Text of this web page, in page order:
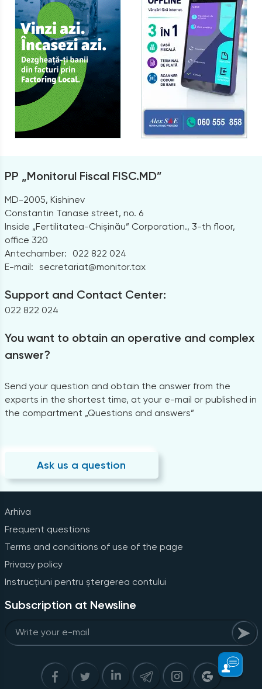
PP „Monitorul Fiscal FISC.MD”
MD-2005, Kishinev
Constantin Tanase street, no. 6
Inside „Fertilitatea-Chișinău” Corporation., 3-th floor,
office 320
Antechamber:
022 822 024
E-mail: secretariat@monitor.tax
Support and Contact Center:
022 822 024
You want to obtain an operative and complex
answer?
Send your question and obtain the answer from the
experts in the shortest time, at your e-mail or published in
the compartment „Questions and answers”
Ask us a question
Arhiva
Frequent questions
Terms and conditions of use of the page
Privacy policy
Instrucțiuni pentru ștergerea contului
Subscription at Newsline